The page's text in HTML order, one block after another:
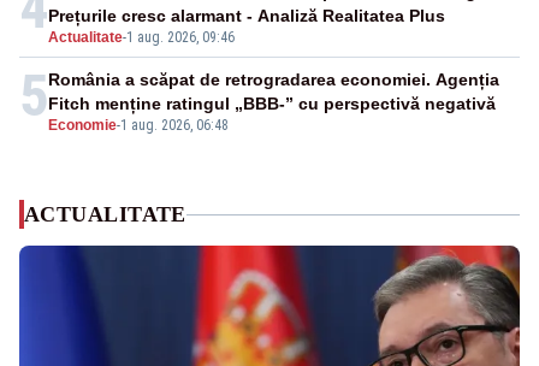
Actualitate-1 aug. 2026, 09:46
Prețurile cresc alarmant - Analiză Realitatea Plus
5 Economie-1 aug. 2026, 06:48
România a scăpat de retrogradarea economiei. Agenția
Fitch menține ratingul „BBB-” cu perspectivă negativă
ACTUALITATE